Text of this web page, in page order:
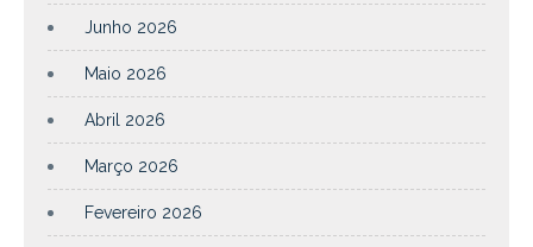
Junho 2026
Maio 2026
Abril 2026
Março 2026
Fevereiro 2026